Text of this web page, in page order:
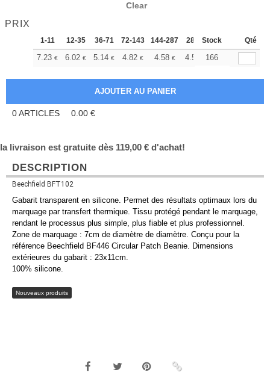
Clear
PRIX
1-11 12-35 36-71 72-143 144-287 288 + Plus
Stock Qté
7.23 € 6.02 € 5.14 € 4.82 € 4.58 € 4.53 166
0ARTICLES 0.00 €
la livraison est gratuite dès 119,00 € d'achat!
DESCRIPTION
Beechfield BFT102
Gabarit transparent en silicone. Permet des résultats optimaux lors du
marquage par transfert thermique. Tissu protégé pendant le marquage,
rendant le processus plus simple, plus fiable et plus professionnel.
Zone de marquage : 7cm de diamètre de diamètre. Conçu pour la
référence Beechfield BF446 Circular Patch Beanie. Dimensions
extérieures du gabarit : 23x11cm.
100% silicone.
Nouveaux produits